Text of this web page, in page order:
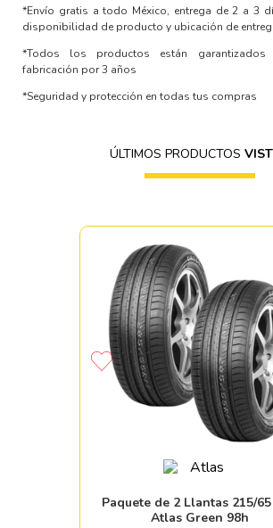
*Envío gratis a todo México, entrega de 2 a 3
disponibilidad de producto y ubicación de
*Todos los productos están
fabricación por 3 años
*Seguridad y protección en todas tus compras
ÚLTIMOS PRODUCTOS
Paquete de 2 Llantas 215/
Atlas Green 98h